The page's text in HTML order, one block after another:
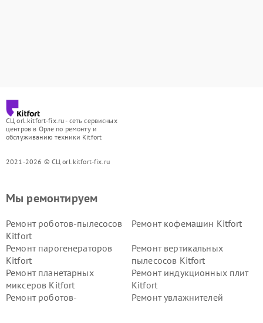
СЦ orl.kitfort-fix.ru - сеть сервисных
центров в Орле по ремонту и
обслуживанию техники Kitfort
2021-2026 © СЦ orl.kitfort-fix.ru
Мы ремонтируем
Ремонт роботов-пылесосов
Kitfort
Ремонт кофемашин Kitfort
Ремонт парогенераторов
Kitfort
Ремонт вертикальных
пылесосов Kitfort
Ремонт планетарных
миксеров Kitfort
Ремонт индукционных плит
Kitfort
Ремонт роботов-
Ремонт увлажнителей